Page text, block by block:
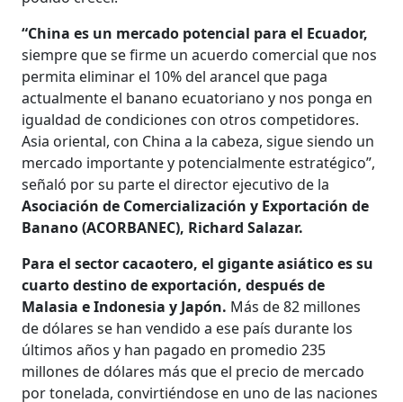
“China es un mercado potencial para el Ecuador,
siempre que se firme un acuerdo comercial que nos
permita eliminar el 10% del arancel que paga
actualmente el banano ecuatoriano y nos ponga en
igualdad de condiciones con otros competidores.
Asia oriental, con China a la cabeza, sigue siendo un
mercado importante y potencialmente estratégico”,
señaló por su parte el director ejecutivo de la
Asociación de Comercialización y Exportación de
Banano (ACORBANEC), Richard Salazar.
Para el sector cacaotero, el gigante asiático es su
cuarto destino de exportación, después de
Malasia e Indonesia y Japón. Más de 82 millones
de dólares se han vendido a ese país durante los
últimos años y han pagado en promedio 235
millones de dólares más que el precio de mercado
por tonelada, convirtiéndose en uno de las naciones